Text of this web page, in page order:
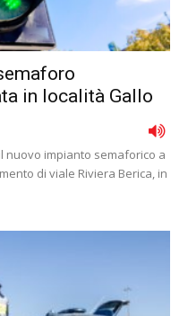
in località Gallo
nuovo impianto semaforico a
di viale Riviera Berica, in